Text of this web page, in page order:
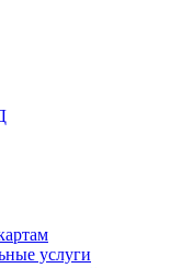
услуги